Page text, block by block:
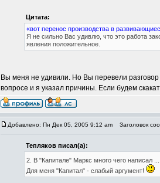
Цитата:
«вот перенос производства в
Я не сильно Вас удивлю, что это работа
явления положительное.
Вы меня не удивили. Но Вы перевели
вопросе и я указал причины. Если будем
Добавлено: Пн Дек 05, 2005 9:12 am Заголовок
Тепляков писал(а):
2. В "Капитале" Маркс много чего написал
Для меня "Капитал" - слабый аргумент!